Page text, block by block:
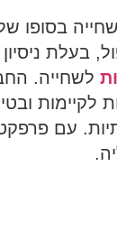
שחייה בסופו
בעלת
לשחייה.
לקיימות
עם